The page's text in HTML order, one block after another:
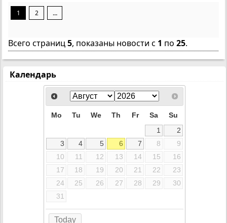
1 2 ...
Всего страниц5, показаны новости с 1 по 25.
Календарь
Mo Tu We Th Fr Sa
Su
1
2
3
4 5 6 7 8
9
10
11 12 13 14 15
16
17
18 19 20 21 22
23
24
25 26 27 28 29
30
31
Today